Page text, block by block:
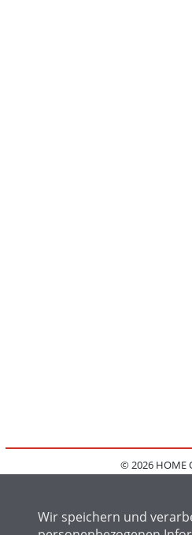
© 2026 HOME
FAQ
Wir speichern und